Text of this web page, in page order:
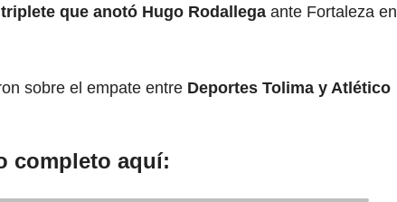
que anotó Hugo Rodallega ante Fortaleza en
sobre el empate entre Deportes Tolima y Atlético
completo aquí: